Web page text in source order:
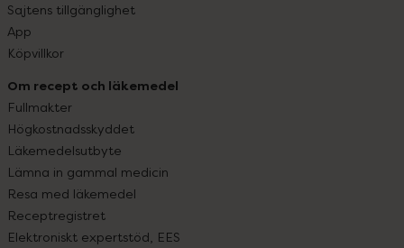
Sajtens tillgänglighet
App
Köpvillkor
Om recept och läkemedel
Fullmakter
Högkostnadsskyddet
Läkemedelsutbyte
Lämna in gammal medicin
Resa med läkemedel
Receptregistret
Elektroniskt expertstöd, EES